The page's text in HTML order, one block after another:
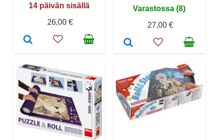
14 päivän sisällä
26,00 €
Varastossa (8)
27,00 €